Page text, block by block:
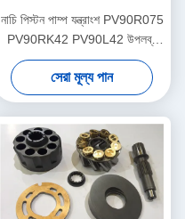
নাচি পিস্টন পাম্প যন্ত্রাংশ PV90R075
PV90RK42 PV90L42 উপলব্ধ
ISO শংসাপত্র
সেরা মূল্য পান